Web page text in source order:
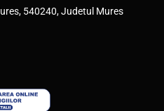
540240, Judetul Mures